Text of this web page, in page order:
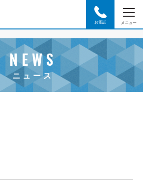
メニュー
お電話
NEWS
ニュース